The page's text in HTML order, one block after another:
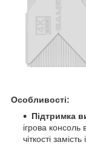
Особливості:
Підтримка
ігрова консоль
чіткості